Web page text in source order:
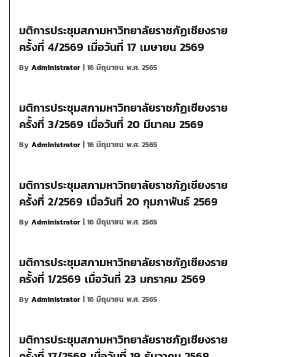
มติการประชุมสภามหาวิทยาลัยราชภัฏเชียงราย
ครั้งที่ 4/2569 เมื่อวันที่ 17 เมษายน 2569
By Administrator | 16 มิถุนายน พ.ศ. 2565
มติการประชุมสภามหาวิทยาลัยราชภัฏเชียงราย
ครั้งที่ 3/2569 เมื่อวันที่ 20 มีนาคม 2569
By Administrator | 16 มิถุนายน พ.ศ. 2565
มติการประชุมสภามหาวิทยาลัยราชภัฏเชียงราย
ครั้งที่ 2/2569 เมื่อวันที่ 20 กุมภาพันธ์ 2569
By Administrator | 16 มิถุนายน พ.ศ. 2565
มติการประชุมสภามหาวิทยาลัยราชภัฏเชียงราย
ครั้งที่ 1/2569 เมื่อวันที่ 23 มกราคม 2569
By Administrator | 16 มิถุนายน พ.ศ. 2565
มติการประชุมสภามหาวิทยาลัยราชภัฏเชียงราย